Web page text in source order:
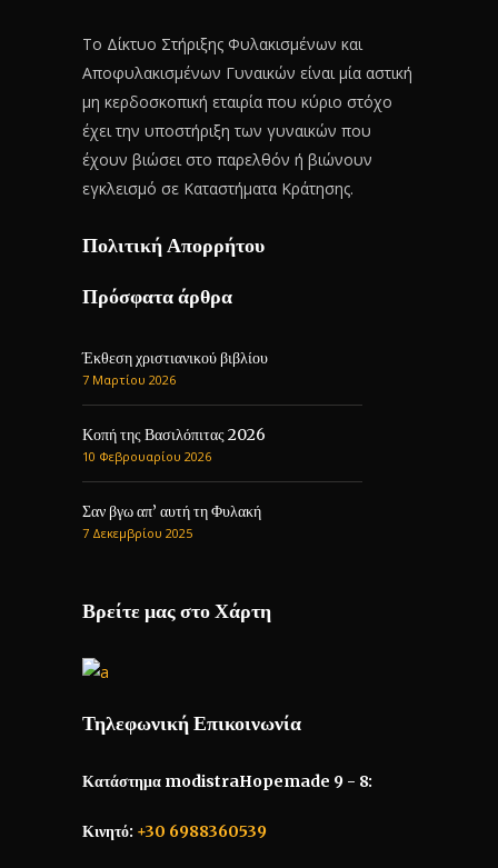
Το Δίκτυο Στήριξης Φυλακισμένων και
Αποφυλακισμένων Γυναικών είναι μία αστική
μη κερδοσκοπική εταιρία που κύριο στόχο
έχει την υποστήριξη των γυναικών που
έχουν βιώσει στο παρελθόν ή βιώνουν
εγκλεισμό σε Καταστήματα Κράτησης.
Πολιτική Απορρήτου
Πρόσφατα άρθρα
Έκθεση χριστιανικού βιβλίου
7 Μαρτίου 2026
Κοπή της Βασιλόπιτας 2026
10 Φεβρουαρίου 2026
Σαν βγω απ’ αυτή τη Φυλακή
7 Δεκεμβρίου 2025
Βρείτε μας στο Χάρτη
Τηλεφωνική Επικοινωνία
Κατάστημα modistraHopemade 9 - 8:
Κινητό: +30 6988360539